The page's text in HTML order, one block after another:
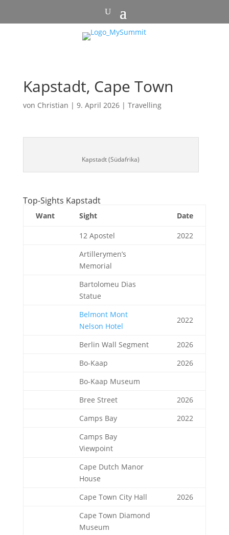
Kapstadt, Cape Town
von Christian | 9. April 2026| Travelling
Kapstadt (Südafrika)
Top-Sights Kapstadt
Want Sight Date
12 Apostel
2022
Artillerymen’s
Memorial
Bartolomeu Dias
Statue
Belmont Mont
Nelson Hotel
2022
Berlin Wall Segment
2026
Bo-Kaap
2026
Bo-Kaap Museum
Bree Street
2026
Camps Bay
2022
Camps Bay
Viewpoint
Cape Dutch Manor
House
Cape Town City Hall
2026
Cape Town Diamond
Museum